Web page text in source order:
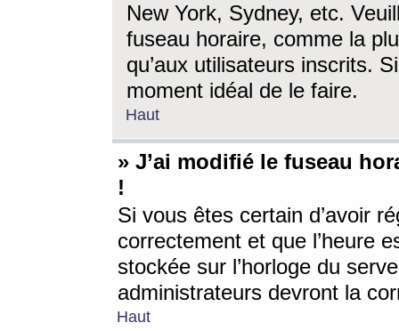
New York, Sydney, etc.
fuseau horaire, comme la
qu’aux utilisateurs inscrits.
moment idéal de le faire.
Haut
» J’ai modifié le fuseau
!
Si vous êtes certain d’avoir
correctement et que l’heure
stockée sur l’horloge du
administrateurs devront la
Haut